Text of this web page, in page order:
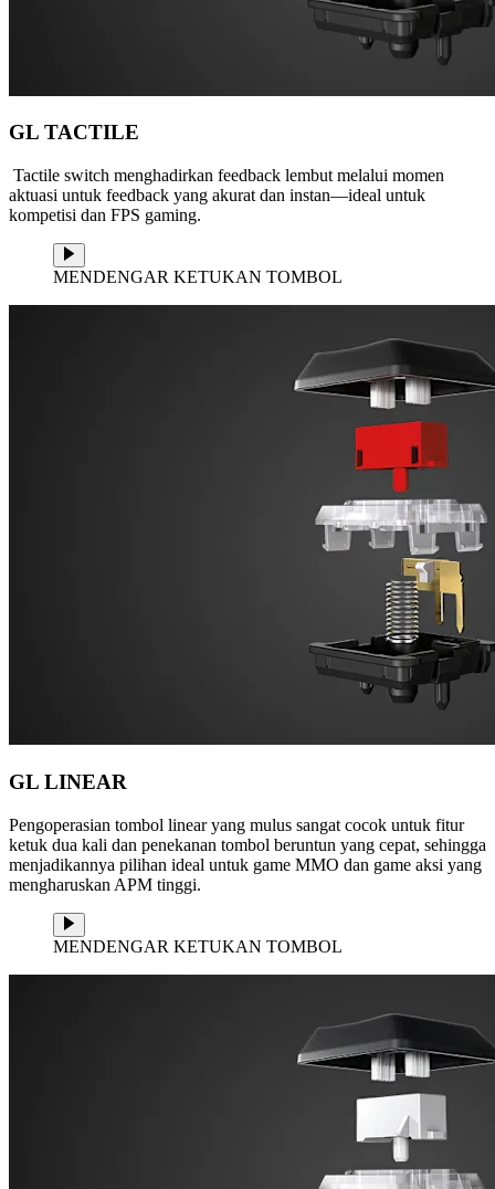
GL TACTILE
Tactile switch menghadirkan feedback lembut melalui momen
aktuasi untuk feedback yang akurat dan instan—ideal untuk
kompetisi dan FPS gaming.
MENDENGAR KETUKAN TOMBOL
GL LINEAR
Pengoperasian tombol linear yang mulus sangat cocok untuk fitur
ketuk dua kali dan penekanan tombol beruntun yang cepat, sehingga
menjadikannya pilihan ideal untuk game MMO dan game aksi yang
mengharuskan APM tinggi.
MENDENGAR KETUKAN TOMBOL